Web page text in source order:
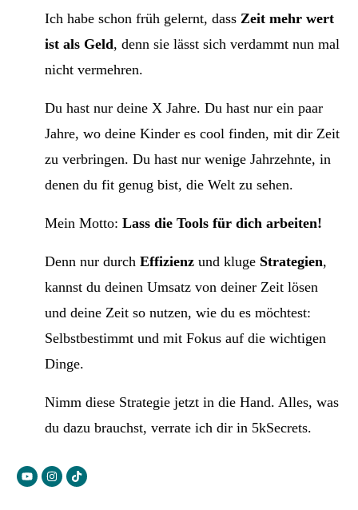
Ich habe schon früh gelernt, dass Zeit mehr wert
ist als Geld, denn sie lässt sich verdammt nun mal
nicht vermehren.
Du hast nur deine X Jahre. Du hast nur ein paar
Jahre, wo deine Kinder es cool finden, mit dir Zeit
zu verbringen. Du hast nur wenige Jahrzehnte, in
denen du fit genug bist, die Welt zu sehen.
Mein Motto: Lass die Tools für dich arbeiten!
Denn nur durch Effizienz und kluge Strategien,
kannst du deinen Umsatz von deiner Zeit lösen
und deine Zeit so nutzen, wie du es möchtest:
Selbstbestimmt und mit Fokus auf die wichtigen
Dinge.
Nimm diese Strategie jetzt in die Hand. Alles, was
du dazu brauchst, verrate ich dir in 5kSecrets.